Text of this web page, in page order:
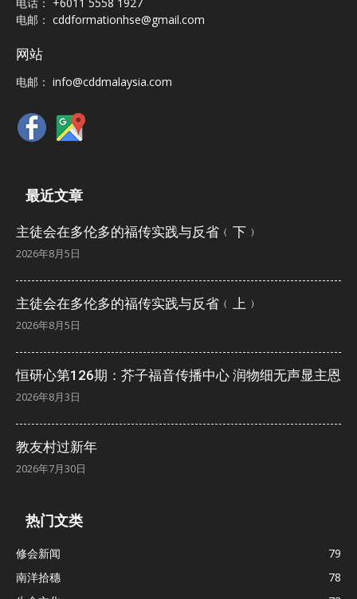
电邮： cddformationhse@gmail.com
网站
电邮： info@cddmalaysia.com
最近文章
主徒会在多伦多的福传实践与反省﹙下﹚
2026年8月5日
主徒会在多伦多的福传实践与反省﹙上﹚
2026年8月5日
恒研心第126期：芥子福音传播中心 润物细无声显主恩
2026年8月3日
教友村过新年
2026年7月30日
热门文类
修会新闻
79
南洋拾穗
78